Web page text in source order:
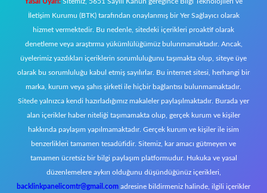
İletişim Kurumu (BTK) tarafından onaylanmış bir Yer Sağlayıcı olarak
hizmet vermektedir. Bu nedenle, sitedeki içerikleri proaktif olarak
denetleme veya araştırma yükümlülüğümüz bulunmamaktadır. Ancak,
üyelerimiz yazdıkları içeriklerin sorumluluğunu taşımakta olup, siteye üye
olarak bu sorumluluğu kabul etmiş sayılırlar. Bu internet sitesi, herhangi bir
marka, kurum veya şahıs şirketi ile hiçbir bağlantısı bulunmamaktadır.
Sitede yalnızca kendi hazırladığımız makaleler paylaşılmaktadır. Burada yer
alan içerikler haber niteliği taşımamakta olup, gerçek kurum ve kişiler
hakkında paylaşım yapılmamaktadır. Gerçek kurum ve kişiler ile isim
benzerlikleri tamamen tesadüfidir. Sitemiz, kar amacı gütmeyen ve
tamamen ücretsiz bir bilgi paylaşım platformudur. Hukuka ve yasal
düzenlemelere aykırı olduğunu düşündüğünüz içerikleri,
backlinkpanelicomtr@gmail.com adresine bildirmeniz halinde, ilgili içerikler